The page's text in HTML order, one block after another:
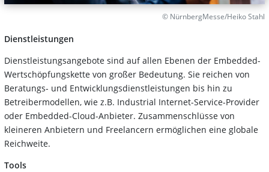
© NürnbergMesse/Heiko Stahl
Dienstleistungen
Dienstleistungsangebote sind auf allen Ebenen der Embedded-
Wertschöpfungskette von großer Bedeutung. Sie reichen von
Beratungs- und Entwicklungsdienstleistungen bis hin zu
Betreibermodellen, wie z.B. Industrial Internet-Service-Provider
oder Embedded-Cloud-Anbieter. Zusammenschlüsse von
kleineren Anbietern und Freelancern ermöglichen eine globale
Reichweite.
Tools